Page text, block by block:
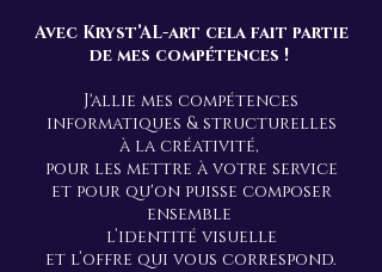
Avec Kryst’AL-art cela fait partie
de mes compétences !
J'allie mes compétences
informatiques & structurelles
à la créativité,
pour les mettre à votre service
et pour qu'on puisse composer
ensemble
l’identité visuelle
et l’offre qui vous correspond.